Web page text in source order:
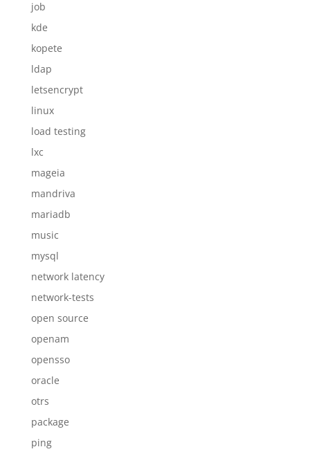
job
kde
kopete
ldap
letsencrypt
linux
load testing
lxc
mageia
mandriva
mariadb
music
mysql
network latency
network-tests
open source
openam
opensso
oracle
otrs
package
ping